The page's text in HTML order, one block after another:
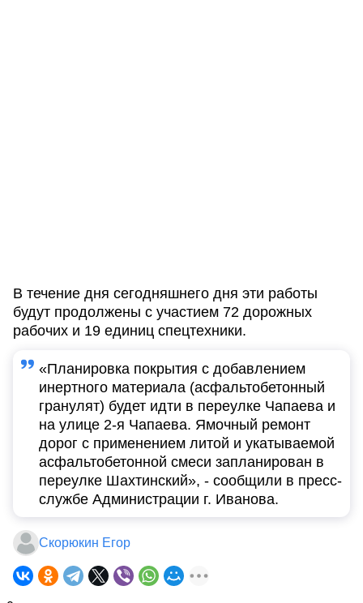
В течение дня сегодняшнего дня эти работы
будут продолжены с участием 72 дорожных
рабочих и 19 единиц спецтехники.
«Планировка покрытия с добавлением
инертного материала (асфальтобетонный
гранулят) будет идти в переулке Чапаева и
на улице 2-я Чапаева. Ямочный ремонт
дорог с применением литой и укатываемой
асфальтобетонной смеси запланирован в
переулке Шахтинский», - сообщили в пресс-
службе Администрации г. Иванова.
Скорюкин Егор